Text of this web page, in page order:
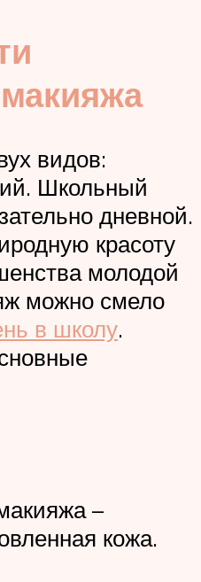
видов:
Школьный
дневной.
красоту
молодой
можно смело
в школу.
–
кожа.